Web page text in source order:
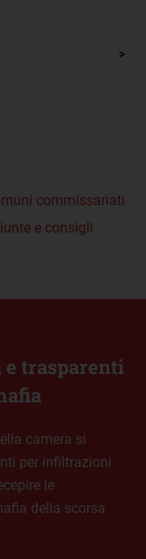
commissariati
e consigli
e trasparenti
camera si
per infiltrazioni
le
della scorsa